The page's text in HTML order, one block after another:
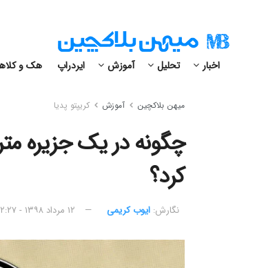
اخبار تحلیل آموزش ایردراپ هک و
میهن بلاکچین آموزش کریپتو پدیا
چگونه در یک جزیره
کرد؟
نگارش:‌ ایوب کریمی ۱۲ مرداد ۱۳۹۸ - ۱۲:۲۷